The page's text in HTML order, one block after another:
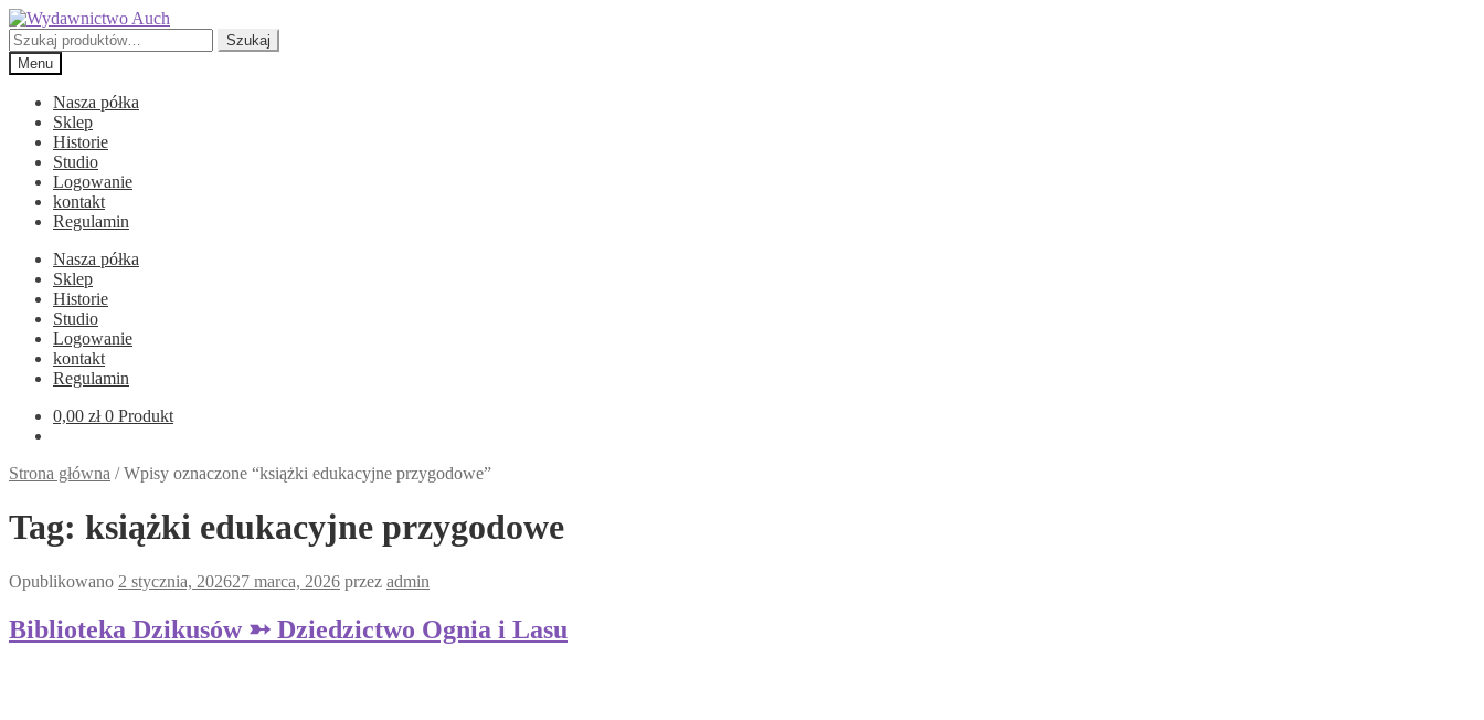
Przejdź
do
nawigacji
Przejdź
do
treści
Szukaj:
Szukaj
Menu
Nasza półka
Sklep
Historie
Studio
Logowanie
kontakt
Regulamin
Nasza półka
Sklep
Historie
Studio
Logowanie
kontakt
Regulamin
0,00 zł 0 Produkt
Strona główna /Wpisy oznaczone “książki edukacyjne przygodowe”
Tag: książki edukacyjne przygodowe
Opublikowano 2 stycznia, 202627 marca, 2026 przez admin
Biblioteka Dzikusów ➳ Dziedzictwo Ognia i Lasu